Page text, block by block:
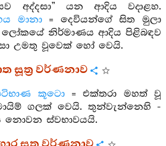
අද්දසා” යන ආදිය වදාළහ.
මානා= දෙවියන්ගේ සිත මුලා
ලෝකයේ නිර්මාණය ආදිය පිළිබඳව
උමතු වූවෙක් හෝ වෙයි.
සූත්‍ර වර්ණනාව
කූටො= එක්තරා මහත් වූ
ගලක් වෙයි. තුන්වැන්නෙහි -
නොවන ස්වභාවයයි.